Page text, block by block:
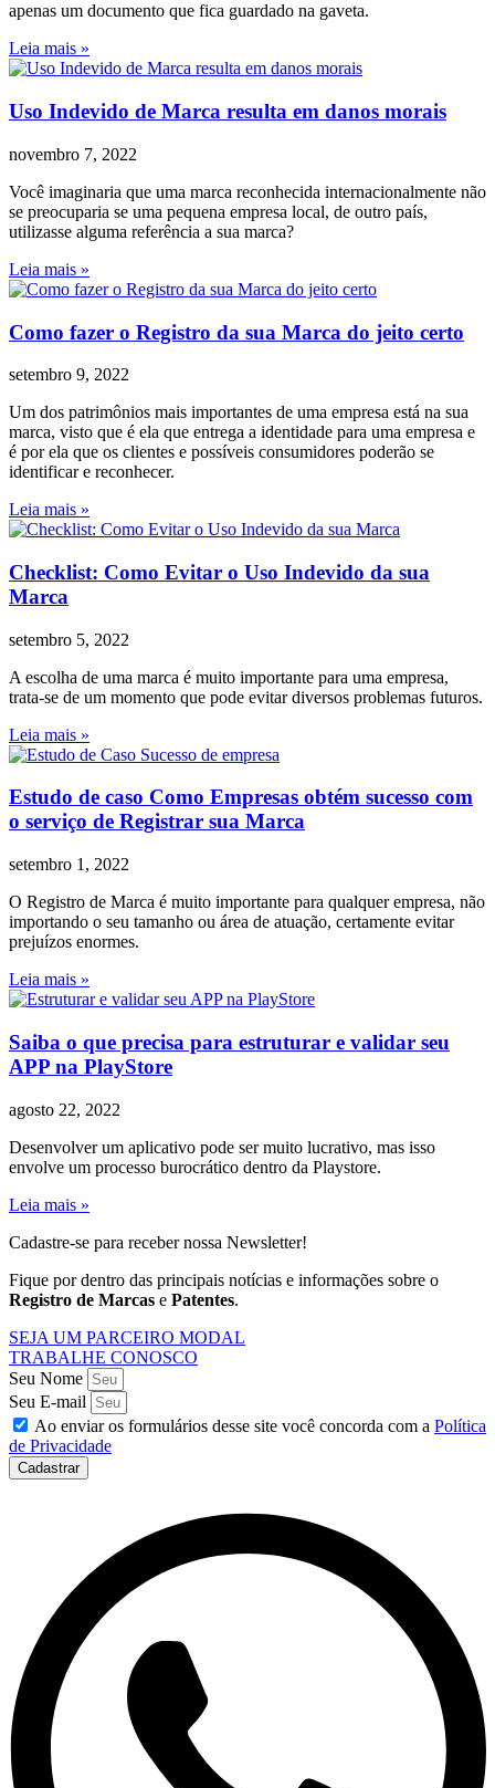
apenas um documento que fica guardado na gaveta.
Leia mais »
Uso Indevido de Marca resulta em danos morais
novembro 7, 2022
Você imaginaria que uma marca reconhecida internacionalmente não
se preocuparia se uma pequena empresa local, de outro país,
utilizasse alguma referência a sua marca?
Leia mais »
Como fazer o Registro da sua Marca do jeito certo
setembro 9, 2022
Um dos patrimônios mais importantes de uma empresa está na sua
marca, visto que é ela que entrega a identidade para uma empresa e
é por ela que os clientes e possíveis consumidores poderão se
identificar e reconhecer.
Leia mais »
Checklist: Como Evitar o Uso Indevido da sua
Marca
setembro 5, 2022
A escolha de uma marca é muito importante para uma empresa,
trata-se de um momento que pode evitar diversos problemas futuros.
Leia mais »
Estudo de caso Como Empresas obtém sucesso com
o serviço de Registrar sua Marca
setembro 1, 2022
O Registro de Marca é muito importante para qualquer empresa, não
importando o seu tamanho ou área de atuação, certamente evitar
prejuízos enormes.
Leia mais »
Saiba o que precisa para estruturar e validar seu
APP na PlayStore
agosto 22, 2022
Desenvolver um aplicativo pode ser muito lucrativo, mas isso
envolve um processo burocrático dentro da Playstore.
Leia mais »
Cadastre-se para receber nossa Newsletter!
Fique por dentro das principais notícias e informações sobre o
Registro de Marcas e Patentes.
SEJA UM PARCEIRO MODAL
TRABALHE CONOSCO
Seu Nome
Seu E-mail
Ao enviar os formulários desse site você concorda com a Política
de Privacidade
Cadastrar